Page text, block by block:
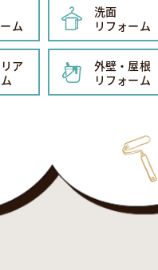
ム
洗面
リフォーム
ア
外壁・屋根
リフォーム